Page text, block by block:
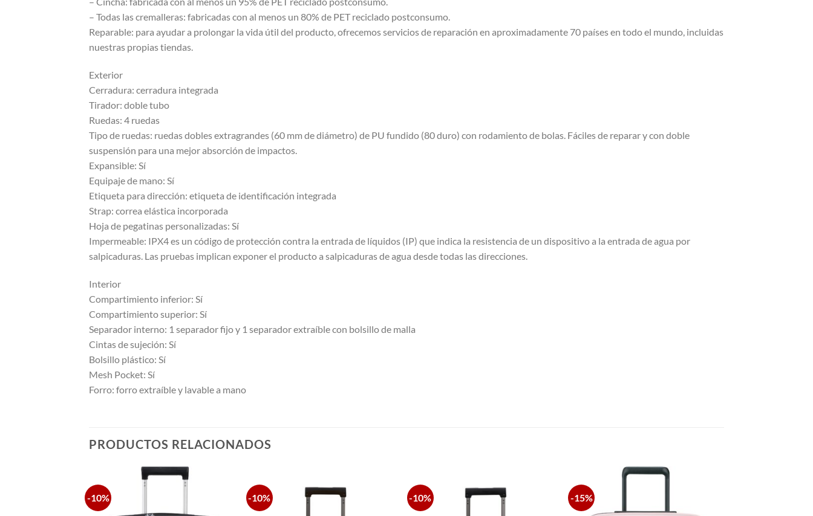
– Todas las cremalleras: fabricadas con al menos un 80% de PET reciclado postconsumo.
Reparable: para ayudar a prolongar la vida útil del producto, ofrecemos servicios de reparación en aproximadamente 70 países en todo el mundo, incluidas
nuestras propias tiendas.
Exterior
Cerradura: cerradura integrada
Tirador: doble tubo
Ruedas: 4 ruedas
Tipo de ruedas: ruedas dobles extragrandes (60 mm de diámetro) de PU fundido (80 duro) con rodamiento de bolas. Fáciles de reparar y con doble
suspensión para una mejor absorción de impactos.
Expansible: Sí
Equipaje de mano: Sí
Etiqueta para dirección: etiqueta de identificación integrada
Strap: correa elástica incorporada
Hoja de pegatinas personalizadas: Sí
Impermeable: IPX4 es un código de protección contra la entrada de líquidos (IP) que indica la resistencia de un dispositivo a la entrada de agua por
salpicaduras. Las pruebas implican exponer el producto a salpicaduras de agua desde todas las direcciones.
Interior
Compartimiento inferior: Sí
Compartimiento superior: Sí
Separador interno: 1 separador fijo y 1 separador extraíble con bolsillo de malla
Cintas de sujeción: Sí
Bolsillo plástico: Sí
Mesh Pocket: Sí
Forro: forro extraíble y lavable a mano
PRODUCTOS RELACIONADOS
-10% -10% -10% -15%